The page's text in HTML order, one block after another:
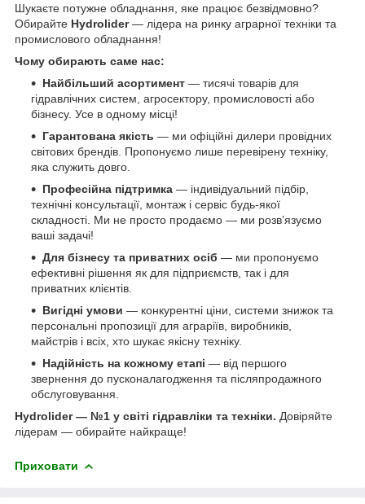
Шукаєте потужне обладнання, яке працює безвідмовно?
Обирайте Hydrolider— лідера на ринку аграрної техніки та
промислового обладнання!
Чому обирають саме нас:
Найбільший асортимент — тисячі товарів для
гідравлічних систем, агросектору, промисловості або
бізнесу. Усе в одному місці!
Гарантована якість — ми офіційні дилери провідних
світових брендів. Пропонуємо лише перевірену техніку,
яка служить довго.
Професійна підтримка — індивідуальний підбір,
технічні консультації, монтаж і сервіс будь-якої
складності. Ми не просто продаємо — ми розв’язуємо
ваші задачі!
Для бізнесу та приватних осіб — ми пропонуємо
ефективні рішення як для підприємств, так і для
приватних клієнтів.
Вигідні умови — конкурентні ціни, системи знижок та
персональні пропозиції для аграріїв, виробників,
майстрів і всіх, хто шукає якісну техніку.
Надійність на кожному етапі — від першого
звернення до пусконалагодження та післяпродажного
обслуговування.
Hydrolider — №1 у світі гідравліки та техніки. Довіряйте
лідерам — обирайте найкраще!
Приховати